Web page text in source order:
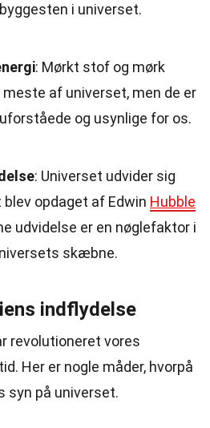
i universet.
: Mørkt stof og mørk
af universet, men de er
og usynlige for os.
: Universet udvider sig
opdaget af Edwin Hubble
udvidelse er en nøglefaktor i
skæbne.
indflydelse
revolutioneret vores
Her er nogle måder, hvorpå
syn på universet.